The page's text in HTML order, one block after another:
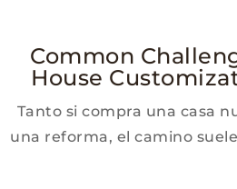
Common
House
Tanto si compra una casa
una reforma, el camino